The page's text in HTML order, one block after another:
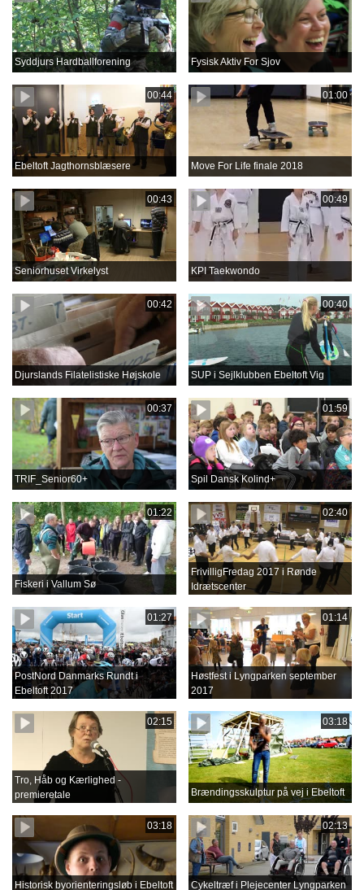
Syddjurs Hardballforening Fysisk Aktiv For Sjov
00:44
Ebeltoft Jagthornsblæsere
01:00
Move For Life finale 2018
00:43
Seniorhuset Virkelyst
00:49
KPI Taekwondo
00:42
Djurslands Filatelistiske Højskole
00:40
SUP i Sejlklubben Ebeltoft Vig
00:37
TRIF_Senior60+
01:59
Spil Dansk Kolind+
01:22
Fiskeri i Vallum Sø
02:40
FrivilligFredag 2017 i Rønde
Idrætscenter
01:27
PostNord Danmarks Rundt i
Ebeltoft 2017
01:14
Høstfest i Lyngparken september
2017
02:15
Tro, Håb og Kærlighed -
premieretale
03:18
Brændingsskulptur på vej i Ebeltoft
03:18
Historisk byorienteringsløb i Ebeltoft
02:13
Cykeltræf i Plejecenter Lyngparken